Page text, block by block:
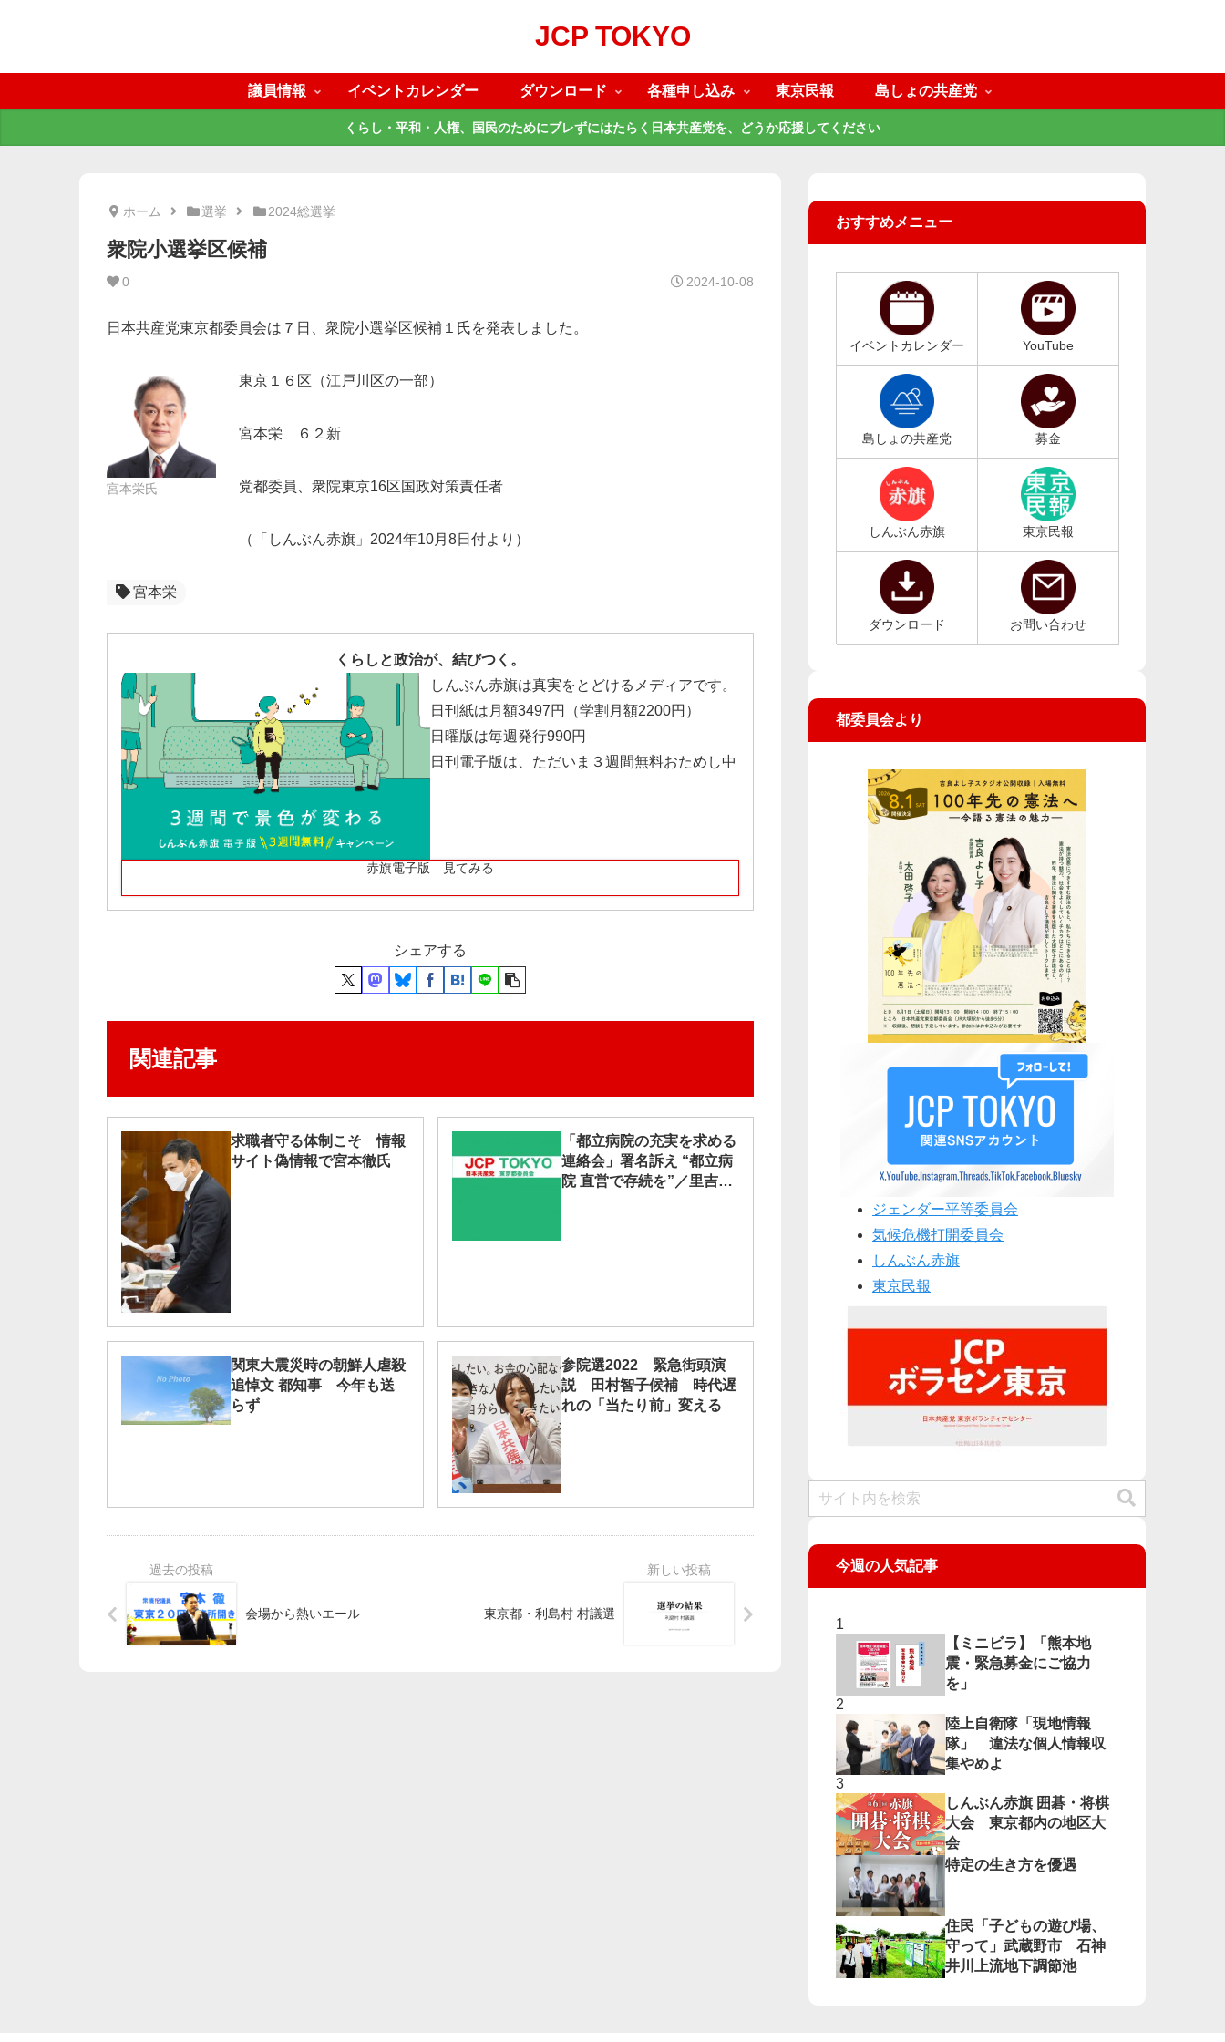
JCP TOKYO
議員情報 イベントカレンダー ダウンロード 各種申し込み 東京民報 島しょの共産党
くらし・平和・人権、国民のためにブレずにはたらく日本共産党を、どうか応援してください
ホーム 選挙 2024総選挙
衆院小選挙区候補
0 2024-10-08
日本共産党東京都委員会は７日、衆院小選挙区候補１氏を発表しました。
宮本栄氏
東京１６区（江戸川区の一部）
宮本栄 ６２新
党都委員、衆院東京16区国政対策責任者
（「しんぶん赤旗」2024年10月8日付より）
宮本栄
くらしと政治が、結びつく。
しんぶん赤旗は真実をとどけるメディアです。
日刊紙は月額3497円（学割月額2200円）
日曜版は毎週発行990円
日刊電子版は、ただいま３週間無料おためし中
赤旗電子版 見てみる
シェアする
関連記事
求職者守る体制こそ 情報
サイト偽情報で宮本徹氏
「都立病院の充実を求める
連絡会」署名訴え “都立病
院 直営で存続を”／里吉ゆ
関東大震災時の朝鮮人虐殺
追悼文 都知事 今年も送
らず
参院選2022 緊急街頭演
説 田村智子候補 時代遅
れの「当たり前」変える
会場から熱いエール 東京都・利島村 村議選
おすすめメニュー
イベントカレンダー YouTube
島しょの共産党 募金
しんぶん赤旗 東京民報
ダウンロード お問い合わせ
都委員会より
ジェンダー平等委員会
気候危機打開委員会
しんぶん赤旗
東京民報
今週の人気記事
【ミニビラ】「熊本地
震・緊急募金にご協力
を」
陸上自衛隊「現地情報
隊」 違法な個人情報収
集やめよ
しんぶん赤旗 囲碁・将棋
大会 東京都内の地区大
会
特定の生き方を優遇
住民「子どもの遊び場、
守って」武蔵野市 石神
井川上流地下調節池